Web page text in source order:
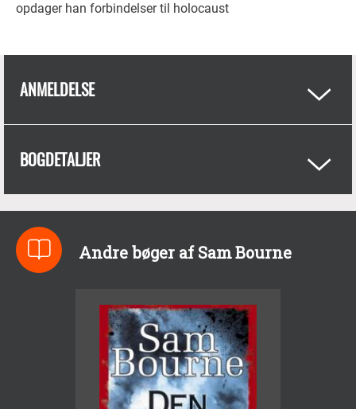
opdager han forbindelser til holocaust
ANMELDELSE
BOGDETALJER
Andre bøger af Sam Bourne